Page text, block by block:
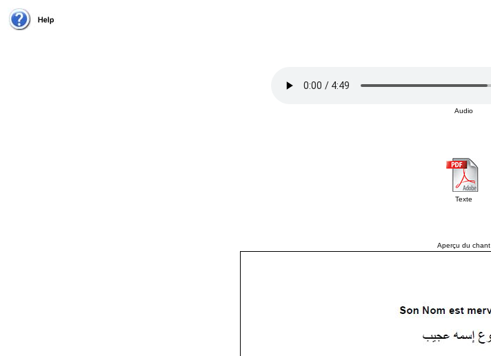
Audio
Texte
Aperçu du chant